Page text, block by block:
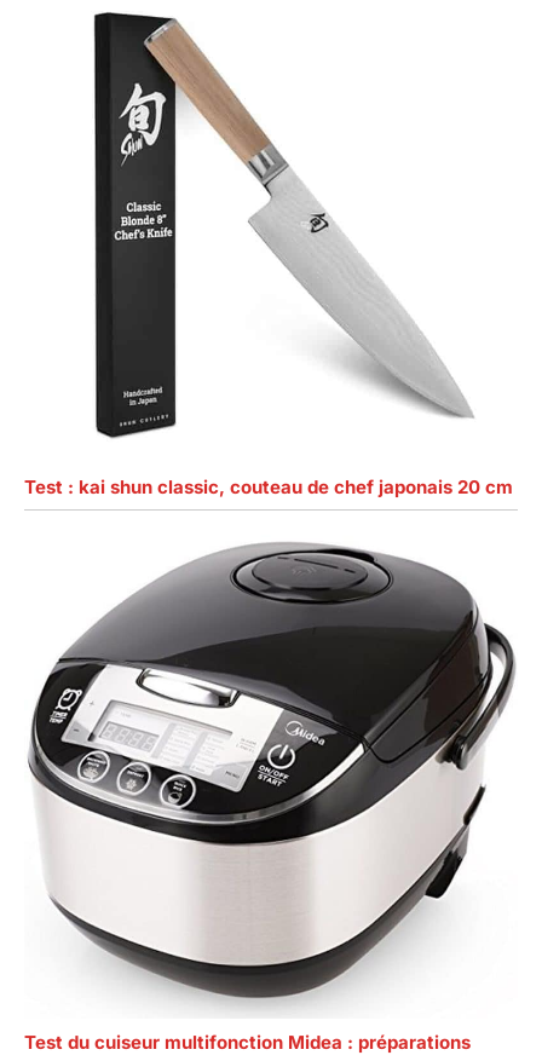
Test : kai shun classic, couteau de chef japonais 20 cm
Test du cuiseur multifonction Midea : préparations